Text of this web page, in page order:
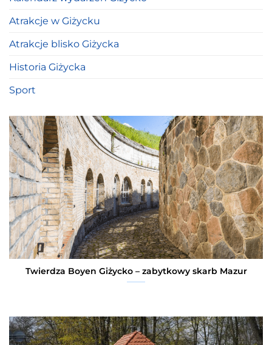
Atrakcje w Giżycku
Atrakcje blisko Giżycka
Historia Giżycka
Sport
Twierdza Boyen Giżycko – zabytkowy skarb Mazur